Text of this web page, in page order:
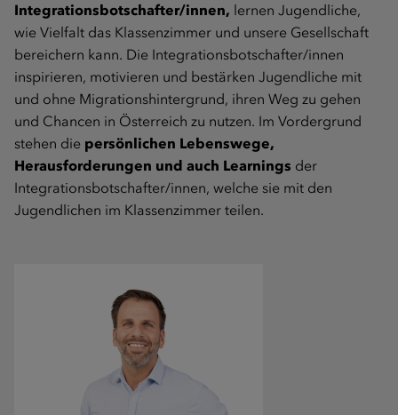
Integrationsbotschafter/innen, lernen Jugendliche,
wie Vielfalt das Klassenzimmer und unsere Gesellschaft
bereichern kann. Die Integrationsbotschafter/innen
inspirieren, motivieren und bestärken Jugendliche mit
und ohne Migrationshintergrund, ihren Weg zu gehen
und Chancen in Österreich zu nutzen. Im Vordergrund
stehen die persönlichen Lebenswege,
Herausforderungen und auch Learnings der
Integrationsbotschafter/innen, welche sie mit den
Jugendlichen im Klassenzimmer teilen.